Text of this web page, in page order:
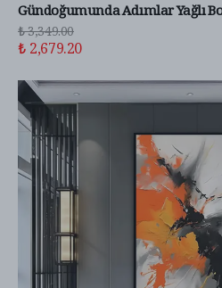
Gündoğumunda Adımlar Yağlı
₺ 3,349.00
₺ 2,679.20